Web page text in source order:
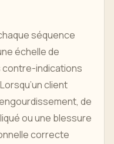
séquence
échelle de
contre-indications
client
de
ou une blessure
correcte